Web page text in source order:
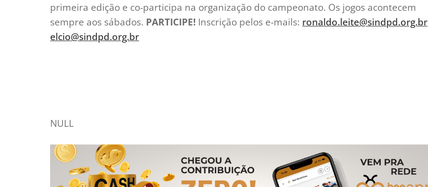
primeira edição e co-participa na organização do campeonato. Os jogos acontecem
sempre aos sábados. PARTICIPE! Inscrição pelos e-mails: ronaldo.leite@sindpd.org.br
elcio@sindpd.org.br
NULL